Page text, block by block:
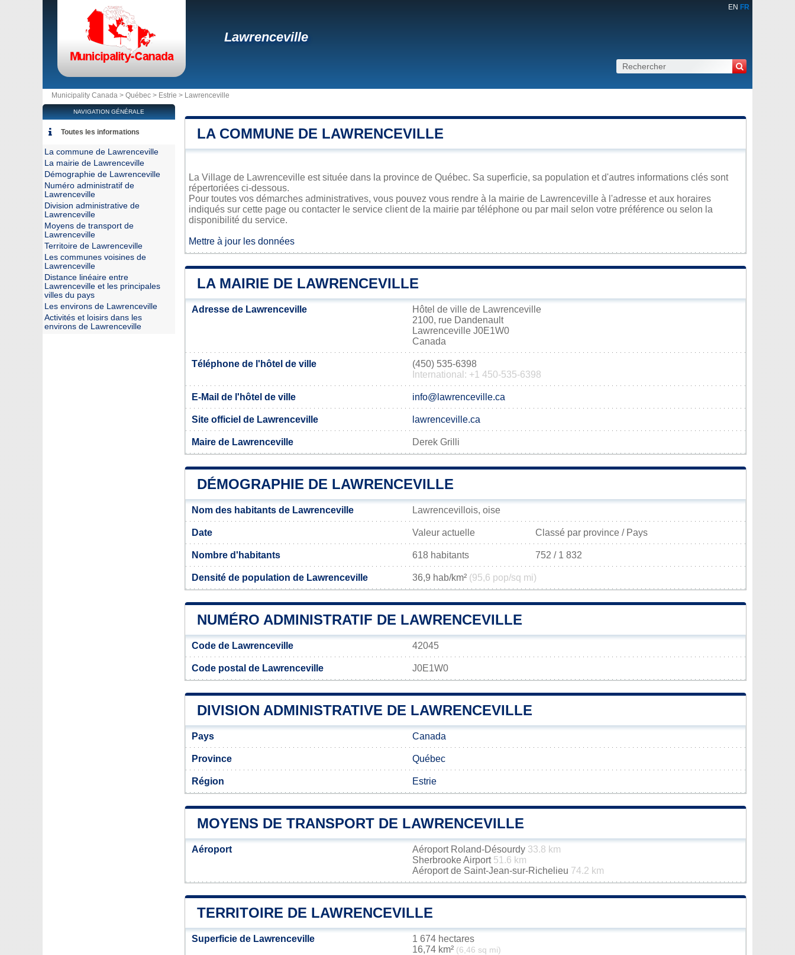
EN FR
Lawrenceville
Municipality Canada > Québec > Estrie > Lawrenceville
LA COMMUNE DE LAWRENCEVILLE
La Village de Lawrenceville est située dans la province de Québec. Sa superficie, sa population et d'autres informations clés sont
répertoriées ci-dessous.
Pour toutes vos démarches administratives, vous pouvez vous rendre à la mairie de Lawrenceville à l'adresse et aux horaires
indiqués sur cette page ou contacter le service client de la mairie par téléphone ou par mail selon votre préférence ou selon la
disponibilité du service.
Mettre à jour les données
LA MAIRIE DE LAWRENCEVILLE
Adresse de Lawrenceville
Hôtel de ville de Lawrenceville
2100, rue Dandenault
Lawrenceville J0E1W0
Canada
Téléphone de l'hôtel de ville
(450) 535-6398
International: +1 450-535-6398
E-Mail de l'hôtel de ville info@lawrenceville.ca
Site officiel de Lawrenceville lawrenceville.ca
Maire de Lawrenceville Derek Grilli
DÉMOGRAPHIE DE LAWRENCEVILLE
Nom des habitants de Lawrenceville Lawrencevillois, oise
Date Valeur actuelle Classé par province / Pays
Nombre d'habitants 618 habitants 752 / 1 832
Densité de population de Lawrenceville 36,9 hab/km² (95,6 pop/sq mi)
NUMÉRO ADMINISTRATIF DE LAWRENCEVILLE
Code de Lawrenceville 42045
Code postal de Lawrenceville J0E1W0
DIVISION ADMINISTRATIVE DE LAWRENCEVILLE
Pays Canada
Province Québec
Région Estrie
MOYENS DE TRANSPORT DE LAWRENCEVILLE
Aéroport Aéroport Roland-Désourdy 33.8 km
Sherbrooke Airport 51.6 km
Aéroport de Saint-Jean-sur-Richelieu 74.2 km
TERRITOIRE DE LAWRENCEVILLE
Superficie de Lawrenceville
1 674 hectares
16,74 km² (6,46 sq mi)
NAVIGATION GÉNÉRALE
Toutes les informations
La commune de Lawrenceville
La mairie de Lawrenceville
Démographie de Lawrenceville
Numéro administratif de
Lawrenceville
Division administrative de
Lawrenceville
Moyens de transport de
Lawrenceville
Territoire de Lawrenceville
Les communes voisines de
Lawrenceville
Distance linéaire entre
Lawrenceville et les principales
villes du pays
Les environs de Lawrenceville
Activités et loisirs dans les
environs de Lawrenceville